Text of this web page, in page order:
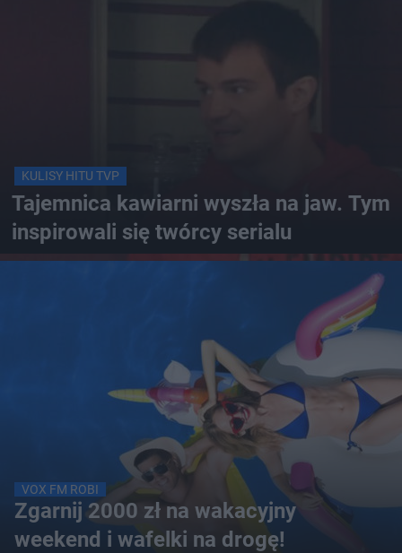
KULISY HITU TVP
Tajemnica kawiarni wyszła na jaw. Tym
inspirowali się twórcy serialu
VOX FM ROBI
Zgarnij 2000 zł na wakacyjny
weekend i wafelki na drogę!